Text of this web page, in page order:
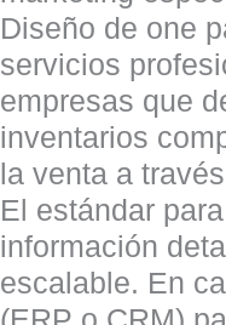
Diseño de one
servicios
empresas que
inventarios
la venta a
El estándar
información
escalable. En